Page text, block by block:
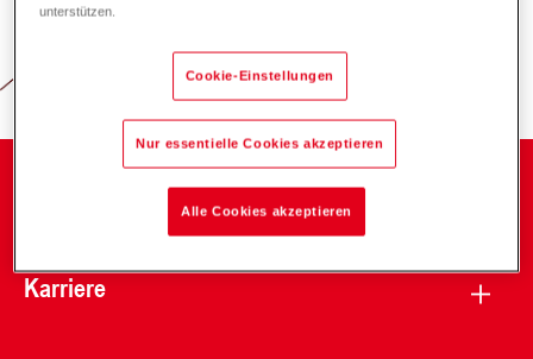
Karriere
unterstützen.
Cookie-Einstellungen
Nur essentielle Cookies akzeptieren
Alle Cookies akzeptieren